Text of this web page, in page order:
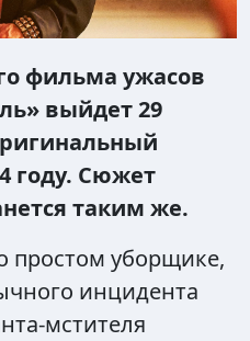
фильма ужасов
выйдет 29
году. Сюжет
таким же.
простом уборщике,
инцидента
мстителя